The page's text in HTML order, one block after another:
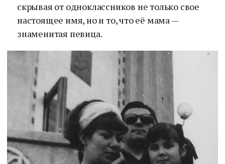
скрывая от одноклассников не только свое
настоящее имя, но и то, что её мама —
знаменитая певица.